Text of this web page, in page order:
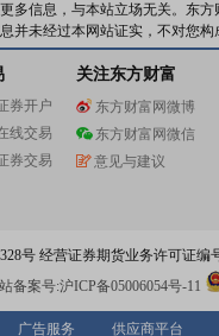
多信息，与本站立场无关。东
并未经过本网站证实，不对您
券开户
线交易
券交易
关注东方财富
东方财富网微博
东方财富网微信
意见与建议
号 经营证券期货业务许可证编
备案号:沪ICP备05006054号-11
广告服务 供应商平台